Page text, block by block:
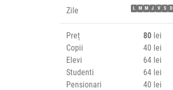
Zile M M J V S D
Preț
Copii
Elevi
Studenti
Pensionari
80 lei
40 lei
64 lei
64 lei
40 lei